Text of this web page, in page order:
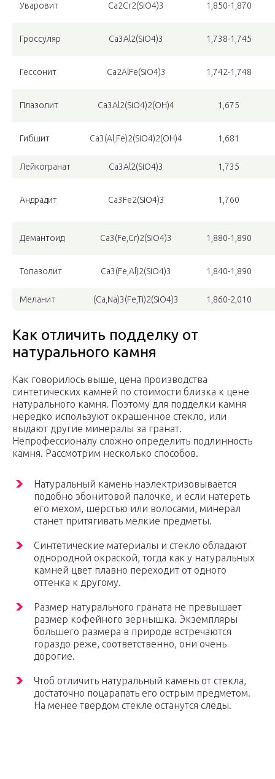
Уваровит Са2Cr2(SiO4)3 1,850-1,870
Гроссуляр Са3Al 2(SiO4)3 1,738-1,745
Гессонит Ca2AlFe(SiO4)3 1,742-1,748
Плазолит Са3Al 2(SiO4)2(ОН)4 1,675
Гибшит Са3(Al,Fe)2(SiO4)2(ОН)4 1,681
Лейкогранат Ca3Al 2(SiO4)3 1,735
Андрадит Ca3Fe2(SiO4)3 1,760
Демантоид Ca3(Fe,Cr)2(SiO4)3 1,880-1,890
Топазолит Ca3(Fe,Al)2(SiO4)3 1,840-1,890
Меланит (Ca,Na)3(Fe,Ti)2(SiO4)3 1,860-2,010
Как отличить подделку от
натурального камня
Как говорилось выше, цена производства
синтетических камней по стоимости близка к цене
натурального камня. Поэтому для подделки камня
нередко используют окрашенное стекло, или
выдают другие минералы за гранат.
Непрофессионалу сложно определить подлинность
камня. Рассмотрим несколько способов.
Натуральный камень наэлектризовывается
подобно эбонитовой палочке, и если натереть
его мехом, шерстью или волосами, минерал
станет притягивать мелкие предметы.
Синтетические материалы и стекло обладают
однородной окраской, тогда как у натуральных
камней цвет плавно переходит от одного
оттенка к другому.
Размер натурального граната не превышает
размер кофейного зернышка. Экземпляры
большего размера в природе встречаются
гораздо реже, соответственно, они очень
дорогие.
Чтоб отличить натуральный камень от стекла,
достаточно поцарапать его острым предметом.
На менее твердом стекле останутся следы.